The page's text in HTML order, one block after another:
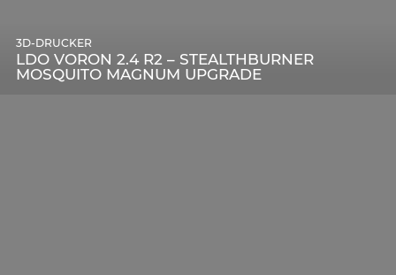
LDO VORON 2.4 R2 – STEALTHBURNER
MOSQUITO MAGNUM UPGRADE
3D-DRUCKER